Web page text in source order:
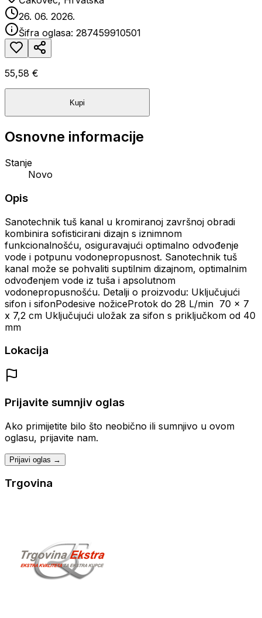
26. 06. 2026.
Šifra oglasa: 287459910501
55,58 €
Kupi
Osnovne informacije
Stanje
Novo
Opis
Sanotechnik tuš kanal u kromiranoj završnoj obradi
kombinira sofisticirani dizajn s iznimnom
funkcionalnošću, osiguravajući optimalno odvođenje
vode i potpunu vodonepropusnost. Sanotechnik tuš
kanal može se pohvaliti suptilnim dizajnom, optimalnim
odvođenjem vode iz tuša i apsolutnom
vodonepropusnošću. Detalji o proizvodu: Uključujući
sifon i sifonPodesive nožiceProtok do 28 L/min 70 x 7
x 7,2 cm Uključujući uložak za sifon s priključkom od 40
mm
Lokacija
Prijavite sumnjiv oglas
Ako primijetite bilo što neobično ili sumnjivo u ovom
oglasu, prijavite nam.
Prijavi oglas →
Trgovina